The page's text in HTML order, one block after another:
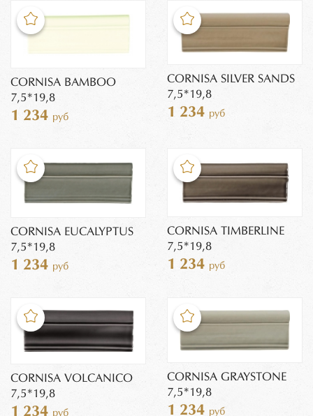
CORNISA BAMBOO
7,5*19,8
1 234 руб
CORNISA SILVER SANDS
7,5*19,8
1 234 руб
CORNISA EUCALYPTUS
7,5*19,8
1 234 руб
CORNISA TIMBERLINE
7,5*19,8
1 234 руб
CORNISA VOLCANICO
7,5*19,8
1 234 руб
CORNISA GRAYSTONE
7,5*19,8
1 234 руб